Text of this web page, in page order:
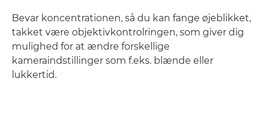
Bevar koncentrationen, så du kan fange øjeblikket,
takket være objektivkontrolringen, som giver dig
mulighed for at ændre forskellige
kameraindstillinger som f.eks. blænde eller
lukkertid.